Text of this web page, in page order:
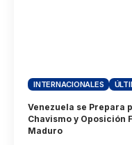
INTERNACIONALES
Venezuela se Prepara
Chavismo y Oposición
Maduro